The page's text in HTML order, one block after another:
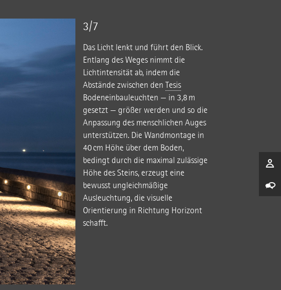
3/7
Das Licht lenkt und führt den Blick.
Entlang des Weges nimmt die
Lichtintensität ab, indem die
Abstände zwischen den Tesis
Bodeneinbauleuchten — in 3,8 m
gesetzt — größer werden und so die
Anpassung des menschlichen Auges
unterstützen. Die Wandmontage in
40 cm Höhe über dem Boden,
bedingt durch die maximal zulässige
Höhe des Steins, erzeugt eine
bewusst ungleichmäßige
Ausleuchtung, die visuelle
Orientierung in Richtung Horizont
schafft.